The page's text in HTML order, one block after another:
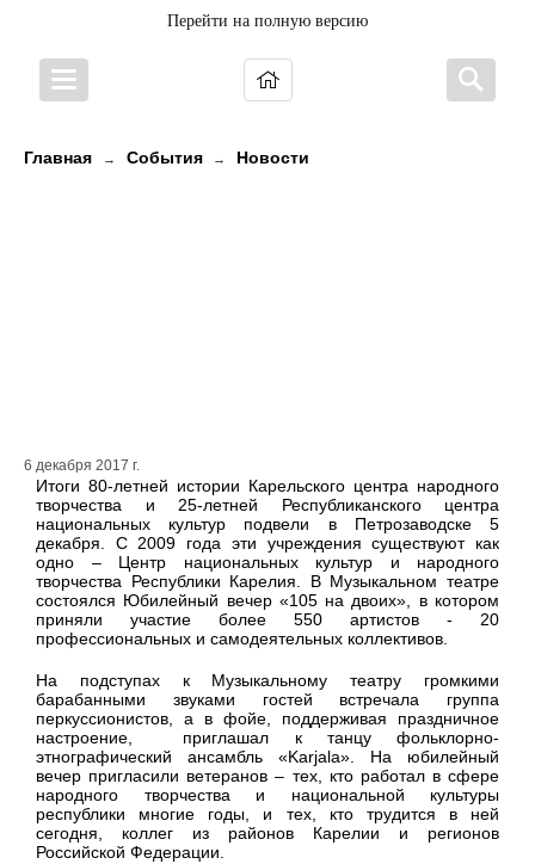
Перейти на полную версию
Главная → События → Новости
6 декабря 2017 г.
Итоги 80-летней истории Карельского центра народного
творчества и 25-летней Республиканского центра
национальных культур подвели в Петрозаводске 5
декабря. С 2009 года эти учреждения существуют как
одно – Центр национальных культур и народного
творчества Республики Карелия. В Музыкальном театре
состоялся Юбилейный вечер «105 на двоих», в котором
приняли участие более 550 артистов - 20
профессиональных и самодеятельных коллективов.
На подступах к Музыкальному театру громкими
барабанными звуками гостей встречала группа
перкуссионистов, а в фойе, поддерживая праздничное
настроение, приглашал к танцу фольклорно-
этнографический ансамбль «Karjala». На юбилейный
вечер пригласили ветеранов – тех, кто работал в сфере
народного творчества и национальной культуры
республики многие годы, и тех, кто трудится в ней
сегодня, коллег из районов Карелии и регионов
Российской Федерации.